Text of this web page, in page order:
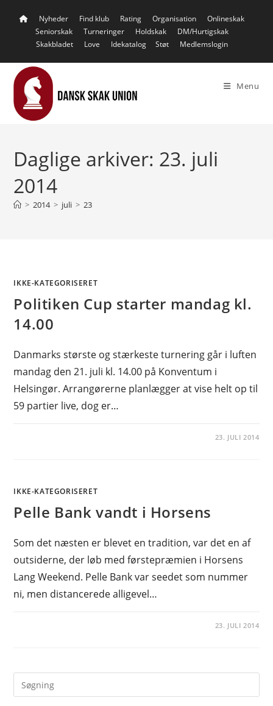
Nyheder Find klub Rating Organisation
Onlineskak
Seniorskak
Turneringer Holdskak
DM/Hurtigskak
Skakbladet
Love Idekatalog Støt Medlemslogin
Menu
Daglige arkiver: 23. juli
2014
> 2014 > juli > 23
IKKE-KATEGORISERET
Politiken Cup starter mandag kl.
14.00
Danmarks største og stærkeste turnering går i luften
mandag den 21. juli kl. 14.00 på Konventum i
Helsingør. Arrangørerne planlægger at vise helt op til
59 partier live, dog er…
23. JULI 2014
IKKE-KATEGORISERET
Pelle Bank vandt i Horsens
Som det næsten er blevet en tradition, var det en af
outsiderne, der løb med førstepræmien i Horsens
Lang Weekend. Pelle Bank var seedet som nummer
ni, men distancerede alligevel…
23. JULI 2014